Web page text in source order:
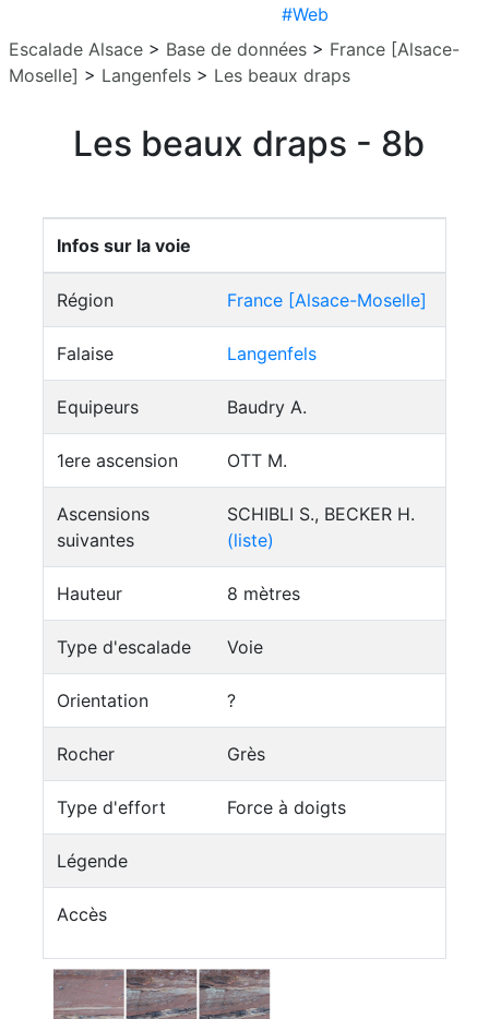
#Web
Escalade Alsace > Base de données > France [Alsace-
Moselle] > Langenfels > Les beaux draps
Les beaux draps - 8b
Infos sur la voie
Région France [Alsace-Moselle]
Falaise Langenfels
Equipeurs Baudry A.
1ere ascension OTT M.
Ascensions
suivantes
SCHIBLI S., BECKER H.
(liste)
Hauteur 8 mètres
Type d'escalade Voie
Orientation ?
Rocher Grès
Type d'effort Force à doigts
Légende
Accès